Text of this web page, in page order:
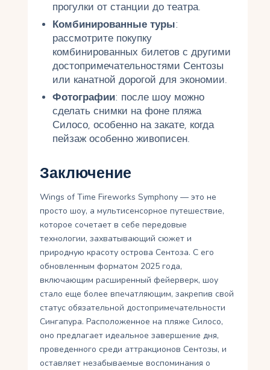
прогулки от станции до театра.
Комбинированные туры:
рассмотрите покупку
комбинированных билетов с другими
достопримечательностями Сентозы
или канатной дорогой для экономии.
Фотографии: после шоу можно
сделать снимки на фоне пляжа
Силосо, особенно на закате, когда
пейзаж особенно живописен.
Заключение
Wings of Time Fireworks Symphony — это не
просто шоу, а мультисенсорное путешествие,
которое сочетает в себе передовые
технологии, захватывающий сюжет и
природную красоту острова Сентоза. С его
обновленным форматом 2025 года,
включающим расширенный фейерверк, шоу
стало еще более впечатляющим, закрепив свой
статус обязательной достопримечательности
Сингапура. Расположенное на пляже Силосо,
оно предлагает идеальное завершение дня,
проведенного среди аттракционов Сентозы, и
оставляет незабываемые воспоминания о